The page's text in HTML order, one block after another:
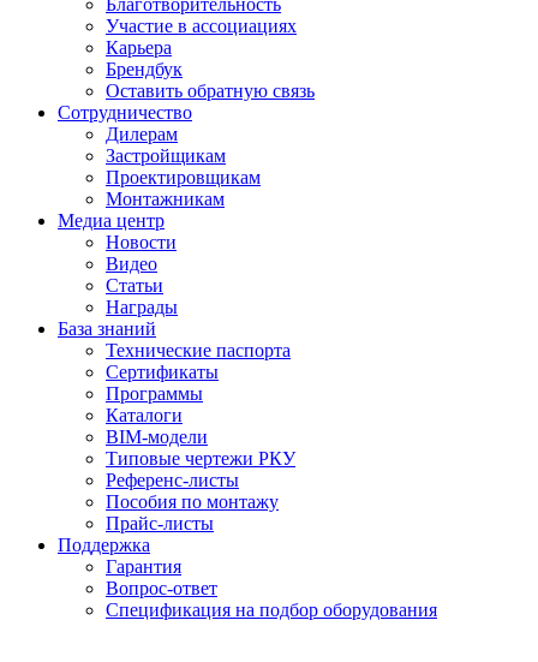
Благотворительность
Участие в ассоциациях
Карьера
Брендбук
Оставить обратную связь
Сотрудничество
Дилерам
Застройщикам
Проектировщикам
Монтажникам
Медиа центр
Новости
Видео
Статьи
Награды
База знаний
Технические паспорта
Сертификаты
Программы
Каталоги
BIM-модели
Типовые чертежи РКУ
Референс-листы
Пособия по монтажу
Прайс-листы
Поддержка
Гарантия
Вопрос-ответ
Спецификация на подбор оборудования